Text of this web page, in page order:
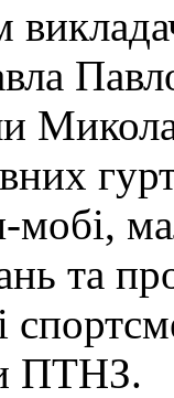
та
ПТНЗ.